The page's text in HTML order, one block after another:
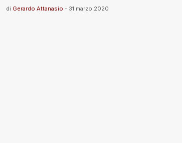
di Gerardo Attanasio - 31 marzo 2020